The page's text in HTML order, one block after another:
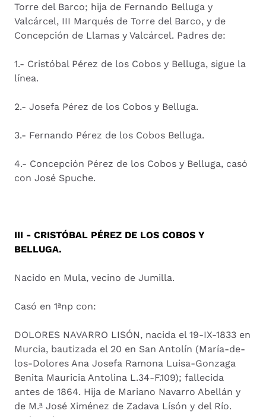
Torre del Barco; hija de Fernando Belluga y
Valcárcel, III Marqués de Torre del Barco, y de
Concepción de Llamas y Valcárcel. Padres de:
1.- Cristóbal Pérez de los Cobos y Belluga, sigue la
línea.
2.- Josefa Pérez de los Cobos y Belluga.
3.- Fernando Pérez de los Cobos Belluga.
4.- Concepción Pérez de los Cobos y Belluga, casó
con José Spuche.
III - CRISTÓBAL PÉREZ DE LOS COBOS Y
BELLUGA.
Nacido en Mula, vecino de Jumilla.
Casó en 1ªnp con:
DOLORES NAVARRO LISÓN, nacida el 19-IX-1833 en
Murcia, bautizada el 20 en San Antolín (María-de-
los-Dolores Ana Josefa Ramona Luisa-Gonzaga
Benita Mauricia Antolina L.34-F.109); fallecida
antes de 1864. Hija de Mariano Navarro Abellán y
de M.ª José Ximénez de Zadava Lísón y del Río.